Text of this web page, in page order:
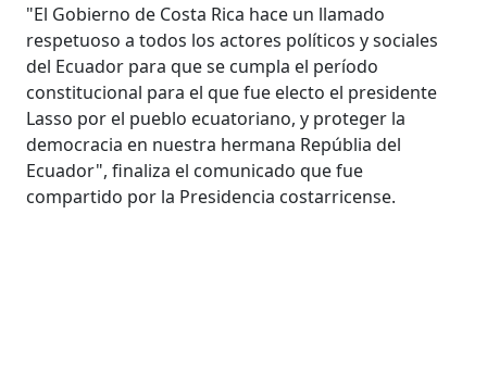
"El Gobierno de Costa Rica hace un llamado
respetuoso a todos los actores políticos y sociales
del Ecuador para que se cumpla el período
constitucional para el que fue electo el presidente
Lasso por el pueblo ecuatoriano, y proteger la
democracia en nuestra hermana Repúblia del
Ecuador", finaliza el comunicado que fue
compartido por la Presidencia costarricense.